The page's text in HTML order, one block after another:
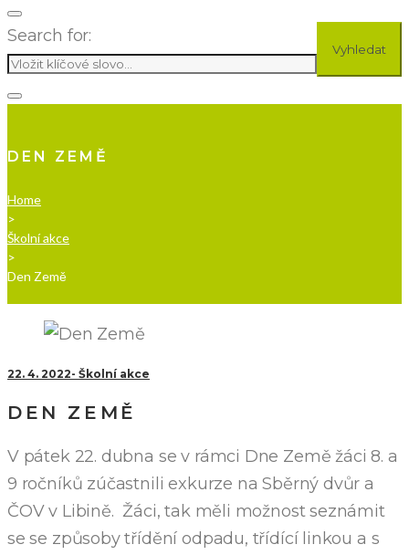
Search for:
Vyhledat
DEN ZEMĚ
Home
>
Školní akce
>
Den Země
22. 4. 2022 Školní akce
DEN ZEMĚ
V pátek 22. dubna se v rámci Dne Země žáci 8. a
9 ročníků zúčastnili exkurze na Sběrný dvůr a
ČOV v Libině. Žáci, tak měli možnost seznámit
se se způsoby třídění odpadu, třídící linkou a s